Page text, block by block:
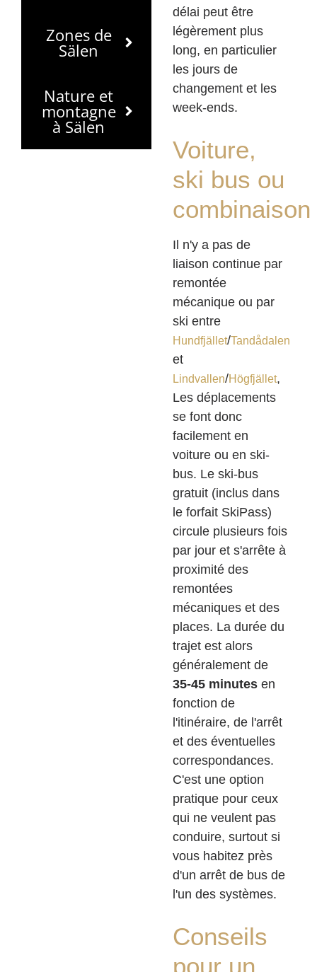
Zones de
Sälen
Nature et
montagne
à Sälen
délai peut être
légèrement plus
long, en particulier
les jours de
changement et les
week-ends.
Voiture,
ski bus ou
combinaison
Il n'y a pas de
liaison continue par
remontée
mécanique ou par
ski entre
Hundfjället/Tandådalen
et
Lindvallen/Högfjället,
Les déplacements
se font donc
facilement en
voiture ou en ski-
bus. Le ski-bus
gratuit (inclus dans
le forfait SkiPass)
circule plusieurs fois
par jour et s'arrête à
proximité des
remontées
mécaniques et des
places. La durée du
trajet est alors
généralement de
35-45 minutes en
fonction de
l'itinéraire, de l'arrêt
et des éventuelles
correspondances.
C'est une option
pratique pour ceux
qui ne veulent pas
conduire, surtout si
vous habitez près
d'un arrêt de bus de
l'un des systèmes.
Conseils
pour un